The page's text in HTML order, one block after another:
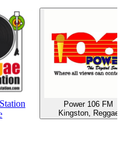
Power 106 FM
Kingston, Reggae